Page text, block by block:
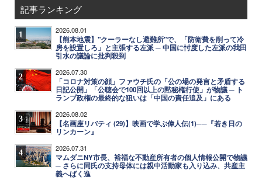
記事ランキング
1 2026.08.01
【熊本地震】"クーラーなし避難所"で、「防衛費を削って冷
房を設置しろ」と主張する左派 ─ 中国に忖度した左派の我田
引水の議論に批判殺到
2 2026.07.30
「コロナ対策の顔」ファウチ氏の「公の場の発言と矛盾する
日記公開」「公聴会で100回以上の黙秘権行使」が物議 ─ ト
ランプ政権の最終的な狙いは「中国の責任追及」にある
3 2026.08.02
【名画座リバティ (29)】映画で学ぶ偉人伝(1)──『若き日の
リンカーン』
4 2026.07.31
マムダニNY市長、裕福な不動産所有者の個人情報公開で物議
─ さらに同氏の支持母体には親中活動家も入り込み、共産主
義へばく進